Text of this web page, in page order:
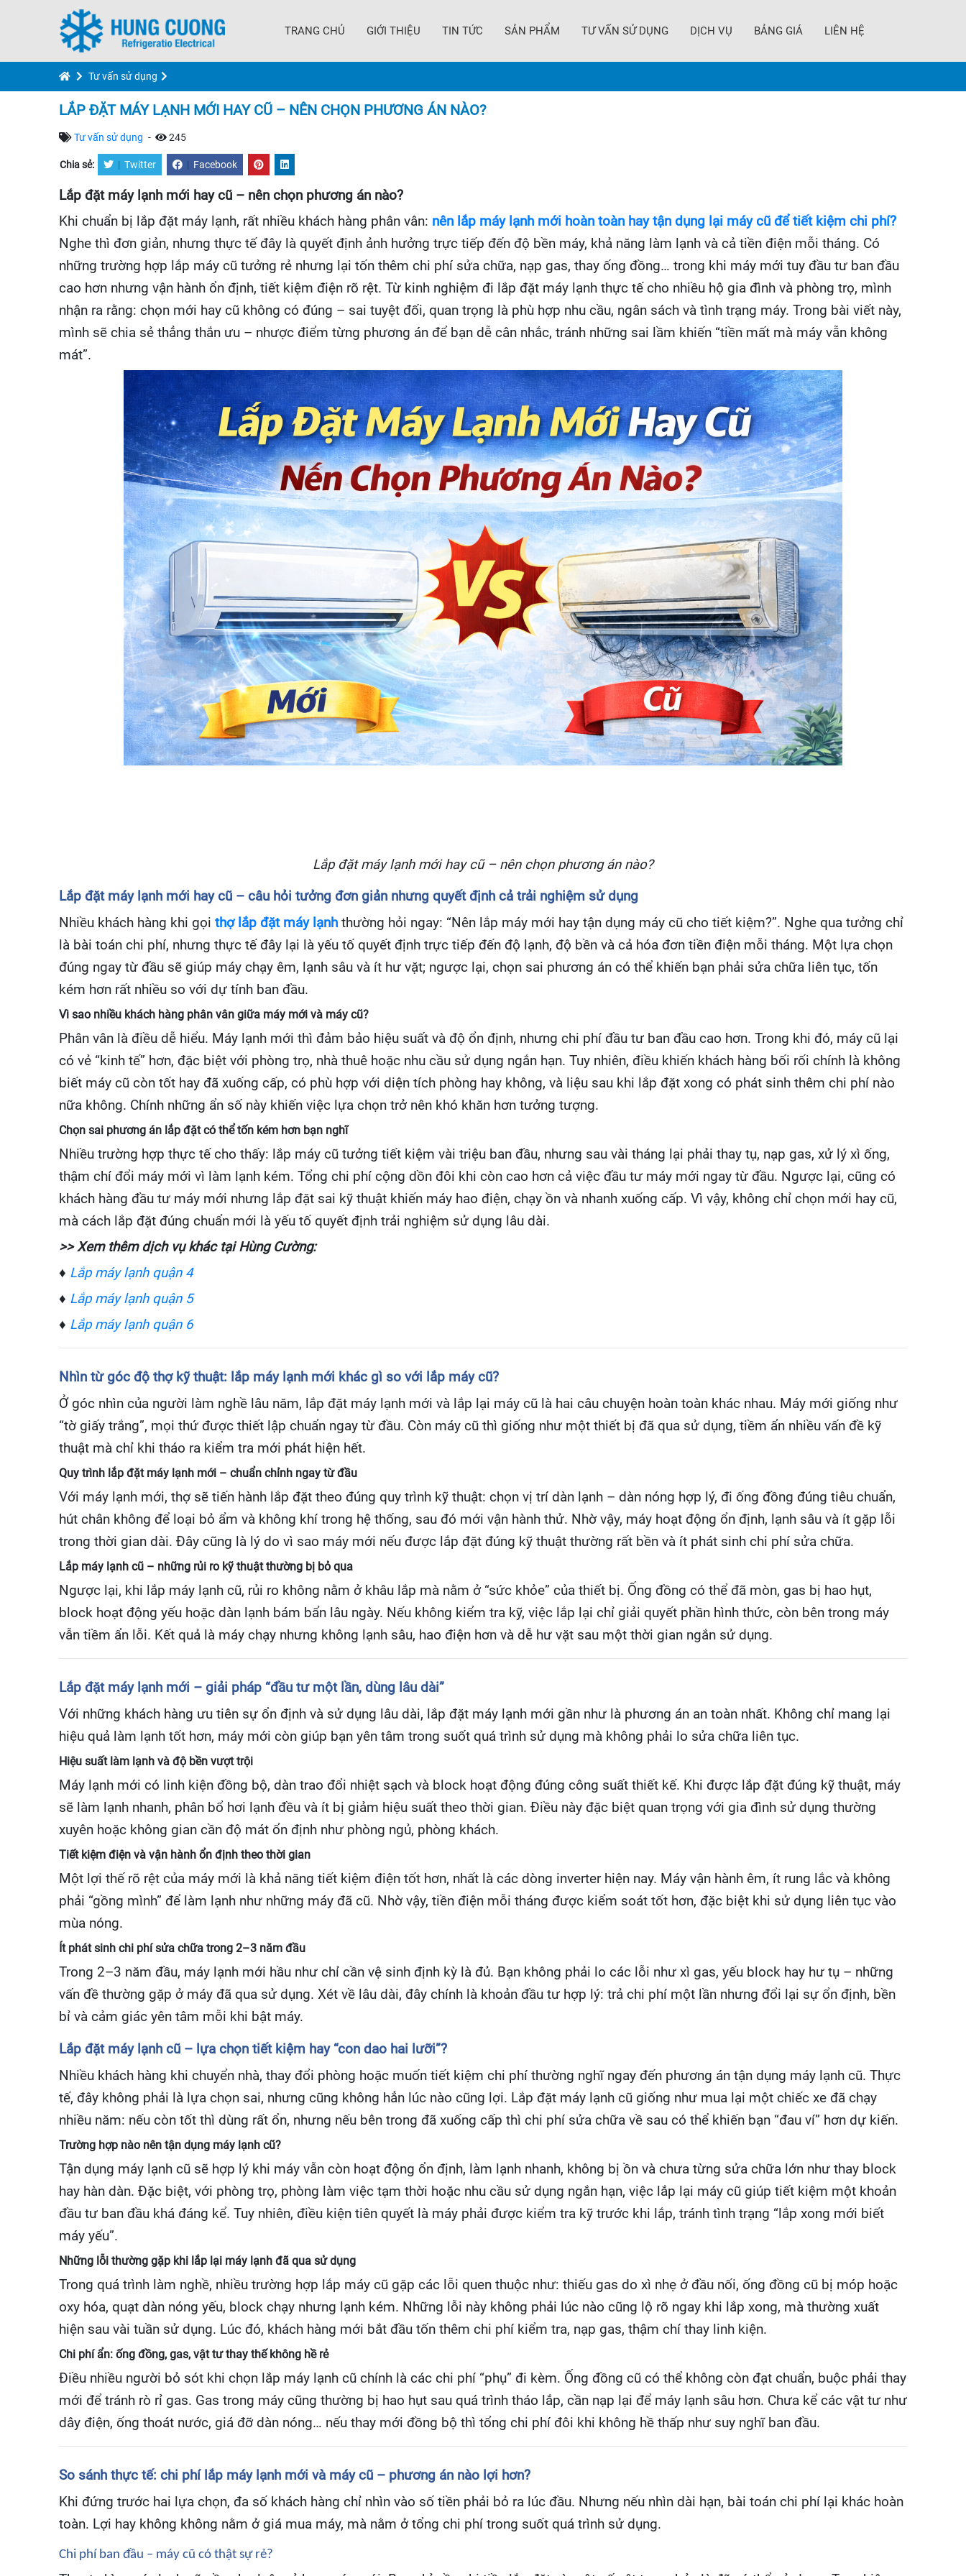
TRANG CHỦ GIỚI THIỆU TIN TỨC SẢN PHẨM TƯ VẤN SỬ DỤNG DỊCH VỤ BẢNG GIÁ LIÊN HỆ
Tư vấn sử dụng
LẮP ĐẶT MÁY LẠNH MỚI HAY CŨ – NÊN CHỌN PHƯƠNG ÁN NÀO?
Tư vấn sử dụng - 245
Chia sẻ: | Twitter | Facebook
Lắp đặt máy lạnh mới hay cũ – nên chọn phương án nào?
Khi chuẩn bị lắp đặt máy lạnh, rất nhiều khách hàng phân vân: nên lắp máy lạnh mới hoàn toàn hay tận dụng lại máy cũ để tiết kiệm chi phí?
Nghe thì đơn giản, nhưng thực tế đây là quyết định ảnh hưởng trực tiếp đến độ bền máy, khả năng làm lạnh và cả tiền điện mỗi tháng. Có
những trường hợp lắp máy cũ tưởng rẻ nhưng lại tốn thêm chi phí sửa chữa, nạp gas, thay ống đồng… trong khi máy mới tuy đầu tư ban đầu
cao hơn nhưng vận hành ổn định, tiết kiệm điện rõ rệt. Từ kinh nghiệm đi lắp đặt máy lạnh thực tế cho nhiều hộ gia đình và phòng trọ, mình
nhận ra rằng: chọn mới hay cũ không có đúng – sai tuyệt đối, quan trọng là phù hợp nhu cầu, ngân sách và tình trạng máy. Trong bài viết này,
mình sẽ chia sẻ thẳng thắn ưu – nhược điểm từng phương án để bạn dễ cân nhắc, tránh những sai lầm khiến “tiền mất mà máy vẫn không
mát”.
Lắp đặt máy lạnh mới hay cũ – nên chọn phương án nào?
Lắp đặt máy lạnh mới hay cũ – câu hỏi tưởng đơn giản nhưng quyết định cả trải nghiệm sử dụng
Nhiều khách hàng khi gọi thợ lắp đặt máy lạnh thường hỏi ngay: “Nên lắp máy mới hay tận dụng máy cũ cho tiết kiệm?”. Nghe qua tưởng chỉ
là bài toán chi phí, nhưng thực tế đây lại là yếu tố quyết định trực tiếp đến độ lạnh, độ bền và cả hóa đơn tiền điện mỗi tháng. Một lựa chọn
đúng ngay từ đầu sẽ giúp máy chạy êm, lạnh sâu và ít hư vặt; ngược lại, chọn sai phương án có thể khiến bạn phải sửa chữa liên tục, tốn
kém hơn rất nhiều so với dự tính ban đầu.
Vì sao nhiều khách hàng phân vân giữa máy mới và máy cũ?
Phân vân là điều dễ hiểu. Máy lạnh mới thì đảm bảo hiệu suất và độ ổn định, nhưng chi phí đầu tư ban đầu cao hơn. Trong khi đó, máy cũ lại
có vẻ “kinh tế” hơn, đặc biệt với phòng trọ, nhà thuê hoặc nhu cầu sử dụng ngắn hạn. Tuy nhiên, điều khiến khách hàng bối rối chính là không
biết máy cũ còn tốt hay đã xuống cấp, có phù hợp với diện tích phòng hay không, và liệu sau khi lắp đặt xong có phát sinh thêm chi phí nào
nữa không. Chính những ẩn số này khiến việc lựa chọn trở nên khó khăn hơn tưởng tượng.
Chọn sai phương án lắp đặt có thể tốn kém hơn bạn nghĩ
Nhiều trường hợp thực tế cho thấy: lắp máy cũ tưởng tiết kiệm vài triệu ban đầu, nhưng sau vài tháng lại phải thay tụ, nạp gas, xử lý xì ống,
thậm chí đổi máy mới vì làm lạnh kém. Tổng chi phí cộng dồn đôi khi còn cao hơn cả việc đầu tư máy mới ngay từ đầu. Ngược lại, cũng có
khách hàng đầu tư máy mới nhưng lắp đặt sai kỹ thuật khiến máy hao điện, chạy ồn và nhanh xuống cấp. Vì vậy, không chỉ chọn mới hay cũ,
mà cách lắp đặt đúng chuẩn mới là yếu tố quyết định trải nghiệm sử dụng lâu dài.
>> Xem thêm dịch vụ khác tại Hùng Cường:
♦ Lắp máy lạnh quận 4
♦ Lắp máy lạnh quận 5
♦ Lắp máy lạnh quận 6
Nhìn từ góc độ thợ kỹ thuật: lắp máy lạnh mới khác gì so với lắp máy cũ?
Ở góc nhìn của người làm nghề lâu năm, lắp đặt máy lạnh mới và lắp lại máy cũ là hai câu chuyện hoàn toàn khác nhau. Máy mới giống như
“tờ giấy trắng”, mọi thứ được thiết lập chuẩn ngay từ đầu. Còn máy cũ thì giống như một thiết bị đã qua sử dụng, tiềm ẩn nhiều vấn đề kỹ
thuật mà chỉ khi tháo ra kiểm tra mới phát hiện hết.
Quy trình lắp đặt máy lạnh mới – chuẩn chỉnh ngay từ đầu
Với máy lạnh mới, thợ sẽ tiến hành lắp đặt theo đúng quy trình kỹ thuật: chọn vị trí dàn lạnh – dàn nóng hợp lý, đi ống đồng đúng tiêu chuẩn,
hút chân không để loại bỏ ẩm và không khí trong hệ thống, sau đó mới vận hành thử. Nhờ vậy, máy hoạt động ổn định, lạnh sâu và ít gặp lỗi
trong thời gian dài. Đây cũng là lý do vì sao máy mới nếu được lắp đặt đúng kỹ thuật thường rất bền và ít phát sinh chi phí sửa chữa.
Lắp máy lạnh cũ – những rủi ro kỹ thuật thường bị bỏ qua
Ngược lại, khi lắp máy lạnh cũ, rủi ro không nằm ở khâu lắp mà nằm ở “sức khỏe” của thiết bị. Ống đồng có thể đã mòn, gas bị hao hụt,
block hoạt động yếu hoặc dàn lạnh bám bẩn lâu ngày. Nếu không kiểm tra kỹ, việc lắp lại chỉ giải quyết phần hình thức, còn bên trong máy
vẫn tiềm ẩn lỗi. Kết quả là máy chạy nhưng không lạnh sâu, hao điện hơn và dễ hư vặt sau một thời gian ngắn sử dụng.
Lắp đặt máy lạnh mới – giải pháp “đầu tư một lần, dùng lâu dài”
Với những khách hàng ưu tiên sự ổn định và sử dụng lâu dài, lắp đặt máy lạnh mới gần như là phương án an toàn nhất. Không chỉ mang lại
hiệu quả làm lạnh tốt hơn, máy mới còn giúp bạn yên tâm trong suốt quá trình sử dụng mà không phải lo sửa chữa liên tục.
Hiệu suất làm lạnh và độ bền vượt trội
Máy lạnh mới có linh kiện đồng bộ, dàn trao đổi nhiệt sạch và block hoạt động đúng công suất thiết kế. Khi được lắp đặt đúng kỹ thuật, máy
sẽ làm lạnh nhanh, phân bổ hơi lạnh đều và ít bị giảm hiệu suất theo thời gian. Điều này đặc biệt quan trọng với gia đình sử dụng thường
xuyên hoặc không gian cần độ mát ổn định như phòng ngủ, phòng khách.
Tiết kiệm điện và vận hành ổn định theo thời gian
Một lợi thế rõ rệt của máy mới là khả năng tiết kiệm điện tốt hơn, nhất là các dòng inverter hiện nay. Máy vận hành êm, ít rung lắc và không
phải “gồng mình” để làm lạnh như những máy đã cũ. Nhờ vậy, tiền điện mỗi tháng được kiểm soát tốt hơn, đặc biệt khi sử dụng liên tục vào
mùa nóng.
Ít phát sinh chi phí sửa chữa trong 2–3 năm đầu
Trong 2–3 năm đầu, máy lạnh mới hầu như chỉ cần vệ sinh định kỳ là đủ. Bạn không phải lo các lỗi như xì gas, yếu block hay hư tụ – những
vấn đề thường gặp ở máy đã qua sử dụng. Xét về lâu dài, đây chính là khoản đầu tư hợp lý: trả chi phí một lần nhưng đổi lại sự ổn định, bền
bỉ và cảm giác yên tâm mỗi khi bật máy.
Lắp đặt máy lạnh cũ – lựa chọn tiết kiệm hay “con dao hai lưỡi”?
Nhiều khách hàng khi chuyển nhà, thay đổi phòng hoặc muốn tiết kiệm chi phí thường nghĩ ngay đến phương án tận dụng máy lạnh cũ. Thực
tế, đây không phải là lựa chọn sai, nhưng cũng không hẳn lúc nào cũng lợi. Lắp đặt máy lạnh cũ giống như mua lại một chiếc xe đã chạy
nhiều năm: nếu còn tốt thì dùng rất ổn, nhưng nếu bên trong đã xuống cấp thì chi phí sửa chữa về sau có thể khiến bạn “đau ví” hơn dự kiến.
Trường hợp nào nên tận dụng máy lạnh cũ?
Tận dụng máy lạnh cũ sẽ hợp lý khi máy vẫn còn hoạt động ổn định, làm lạnh nhanh, không bị ồn và chưa từng sửa chữa lớn như thay block
hay hàn dàn. Đặc biệt, với phòng trọ, phòng làm việc tạm thời hoặc nhu cầu sử dụng ngắn hạn, việc lắp lại máy cũ giúp tiết kiệm một khoản
đầu tư ban đầu khá đáng kể. Tuy nhiên, điều kiện tiên quyết là máy phải được kiểm tra kỹ trước khi lắp, tránh tình trạng “lắp xong mới biết
máy yếu”.
Những lỗi thường gặp khi lắp lại máy lạnh đã qua sử dụng
Trong quá trình làm nghề, nhiều trường hợp lắp máy cũ gặp các lỗi quen thuộc như: thiếu gas do xì nhẹ ở đầu nối, ống đồng cũ bị móp hoặc
oxy hóa, quạt dàn nóng yếu, block chạy nhưng lạnh kém. Những lỗi này không phải lúc nào cũng lộ rõ ngay khi lắp xong, mà thường xuất
hiện sau vài tuần sử dụng. Lúc đó, khách hàng mới bắt đầu tốn thêm chi phí kiểm tra, nạp gas, thậm chí thay linh kiện.
Chi phí ẩn: ống đồng, gas, vật tư thay thế không hề rẻ
Điều nhiều người bỏ sót khi chọn lắp máy lạnh cũ chính là các chi phí “phụ” đi kèm. Ống đồng cũ có thể không còn đạt chuẩn, buộc phải thay
mới để tránh rò rỉ gas. Gas trong máy cũng thường bị hao hụt sau quá trình tháo lắp, cần nạp lại để máy lạnh sâu hơn. Chưa kể các vật tư như
dây điện, ống thoát nước, giá đỡ dàn nóng… nếu thay mới đồng bộ thì tổng chi phí đôi khi không hề thấp như suy nghĩ ban đầu.
So sánh thực tế: chi phí lắp máy lạnh mới và máy cũ – phương án nào lợi hơn?
Khi đứng trước hai lựa chọn, đa số khách hàng chỉ nhìn vào số tiền phải bỏ ra lúc đầu. Nhưng nếu nhìn dài hạn, bài toán chi phí lại khác hoàn
toàn. Lợi hay không không nằm ở giá mua máy, mà nằm ở tổng chi phí trong suốt quá trình sử dụng.
Chi phí ban đầu – máy cũ có thật sự rẻ?